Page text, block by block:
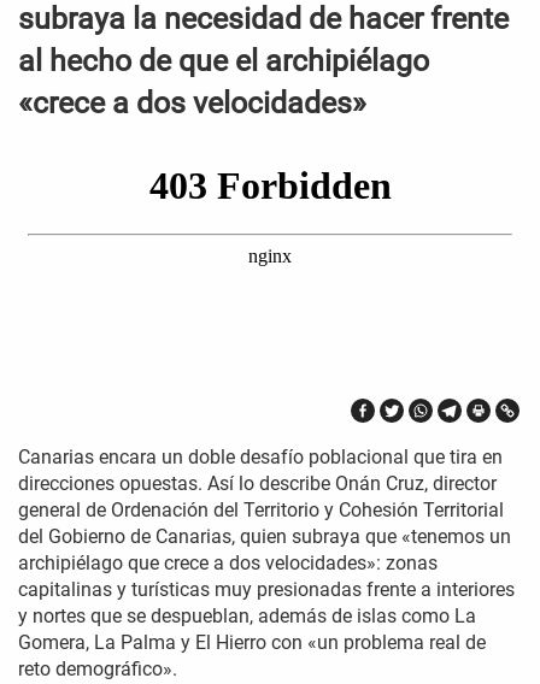
subraya la necesidad de hacer frente
al hecho de que el archipiélago
«crece a dos velocidades»
Canarias encara un doble desafío poblacional que tira en
direcciones opuestas. Así lo describe Onán Cruz, director
general de Ordenación del Territorio y Cohesión Territorial
del Gobierno de Canarias, quien subraya que «tenemos un
archipiélago que crece a dos velocidades»: zonas
capitalinas y turísticas muy presionadas frente a interiores
y nortes que se despueblan, además de islas como La
Gomera, La Palma y El Hierro con «un problema real de
reto demográfico».